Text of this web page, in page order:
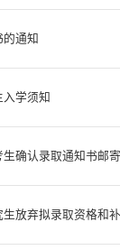
通知
学须知
确认录取通知书邮
放弃拟录取资格和